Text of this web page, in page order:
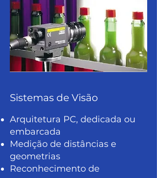
Sistemas de Visão
Arquitetura PC, dedicada ou
embarcada
Medição de distâncias e
geometrias
Reconhecimento de